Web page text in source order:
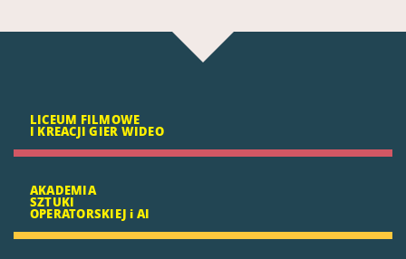
LICEUM FILMOWE
I KREACJI GIER WIDEO
AKADEMIA
SZTUKI
OPERATORSKIEJ i AI